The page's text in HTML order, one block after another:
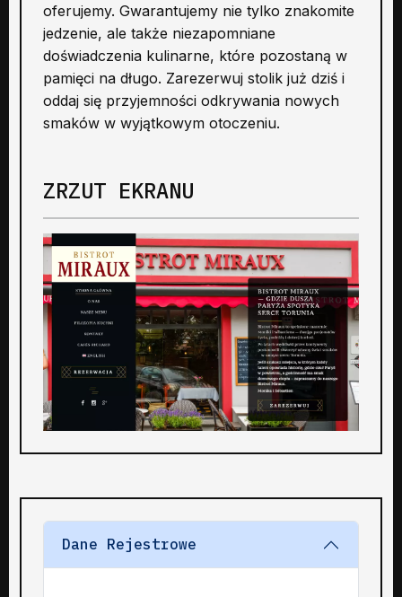
oferujemy. Gwarantujemy nie tylko znakomite
jedzenie, ale także niezapomniane
doświadczenia kulinarne, które pozostaną w
pamięci na długo. Zarezerwuj stolik już dziś i
oddaj się przyjemności odkrywania nowych
smaków w wyjątkowym otoczeniu.
ZRZUT EKRANU
Dane Rejestrowe